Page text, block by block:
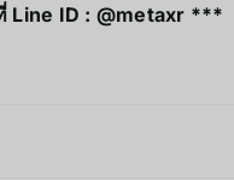
Line ID : @metaxr ***